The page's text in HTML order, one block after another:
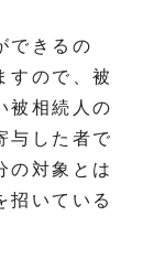
できるの
すので、被
被相続人の
与した者で
の対象とは
招いている